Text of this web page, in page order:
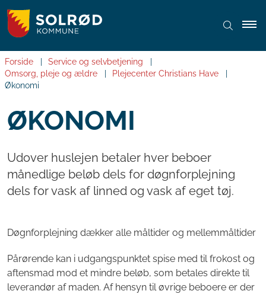
Forside
Service og selvbetjening
Omsorg, pleje og ældre
Plejecenter Christians Have
Økonomi
ØKONOMI
Udover huslejen betaler hver beboer
månedlige beløb dels for døgnforplejning
dels for vask af linned og vask af eget tøj.
Døgnforplejning dækker alle måltider og mellemmåltider
Pårørende kan i udgangspunktet spise med til frokost og
aftensmad mod et mindre beløb, som betales direkte til
leverandør af maden. Af hensyn til øvrige beboere er der